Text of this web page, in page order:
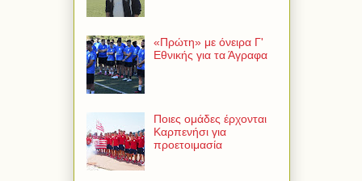
«Πρώτη» με όνειρα Γ'
Εθνικής για τα Άγραφα
Ποιες ομάδες έρχονται
Καρπενήσι για
προετοιμασία